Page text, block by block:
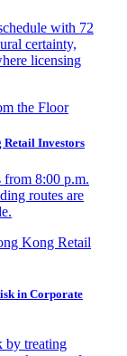
with 72
certainty,
licensing
the Floor
Retail Investors
from 8:00 p.m.
routes are
Kong Retail
in Corporate
by treating